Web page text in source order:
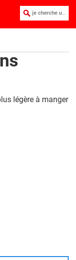
je cherche une recette :
légère à manger